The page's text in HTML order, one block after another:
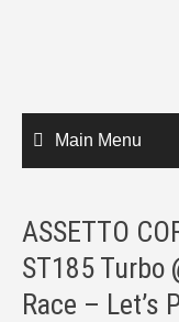
Main Menu
ASSETTO
ST185 Turbo
Race – Let’s